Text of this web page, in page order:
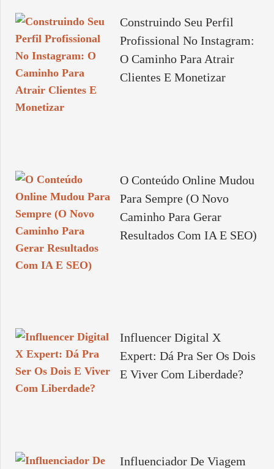
Construindo Seu Perfil
Profissional No Instagram:
O Caminho Para Atrair
Clientes E Monetizar
O Conteúdo Online Mudou
Para Sempre (O Novo
Caminho Para Gerar
Resultados Com IA E SEO)
Influencer Digital X
Expert: Dá Pra Ser Os Dois
E Viver Com Liberdade?
Influenciador De Viagem